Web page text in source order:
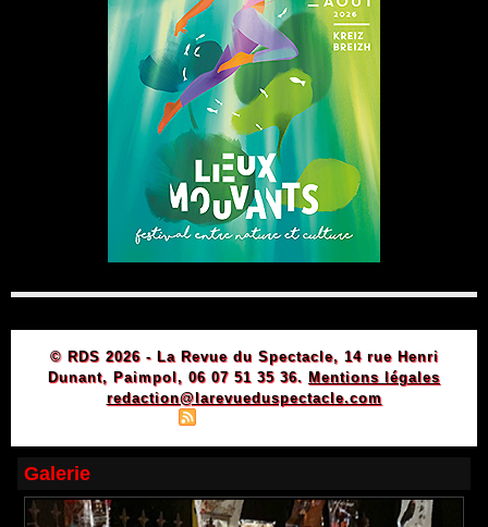
© RDS 2026 - La Revue du Spectacle, 14 rue Henri
Dunant, Paimpol, 06 07 51 35 36. Mentions légales
redaction@larevueduspectacle.com
Galerie